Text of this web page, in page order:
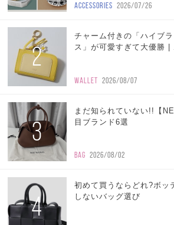
ACCESSORIES 2026/07/26
2
チャーム付きの「ハイブ
ス」が可愛すぎて大優勝 |
WALLET 2026/08/07
3
まだ知られていない!!【
目ブランド6選
BAG 2026/08/02
4
初めて買うならどれ?ボッ
しないバッグ選び